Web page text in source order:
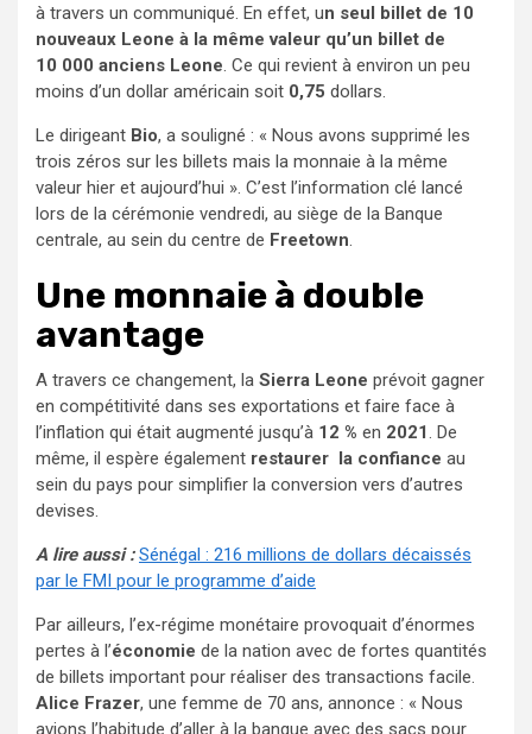
à travers un communiqué. En effet, un seul billet de 10
nouveaux Leone à la même valeur qu’un billet de
10 000 anciens Leone. Ce qui revient à environ un peu
moins d’un dollar américain soit 0,75 dollars.
Le dirigeant Bio, a souligné : « Nous avons supprimé les
trois zéros sur les billets mais la monnaie à la même
valeur hier et aujourd’hui ». C’est l’information clé lancé
lors de la cérémonie vendredi, au siège de la Banque
centrale, au sein du centre de Freetown.
Une monnaie à double
avantage
A travers ce changement, la Sierra Leone prévoit gagner
en compétitivité dans ses exportations et faire face à
l’inflation qui était augmenté jusqu’à 12 % en 2021. De
même, il espère également restaurer la confiance au
sein du pays pour simplifier la conversion vers d’autres
devises.
A lire aussi :Sénégal : 216 millions de dollars décaissés
par le FMI pour le programme d’aide
Par ailleurs, l’ex-régime monétaire provoquait d’énormes
pertes à l’économie de la nation avec de fortes quantités
de billets important pour réaliser des transactions facile.
Alice Frazer, une femme de 70 ans, annonce : « Nous
avions l’habitude d’aller à la banque avec des sacs pour